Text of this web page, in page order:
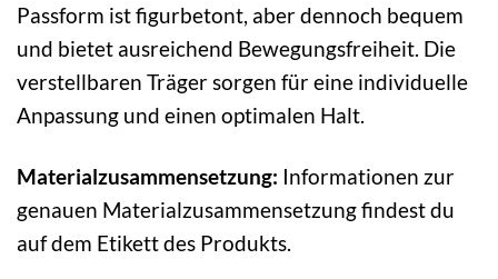
Passform ist figurbetont, aber dennoch bequem
und bietet ausreichend Bewegungsfreiheit. Die
verstellbaren Träger sorgen für eine individuelle
Anpassung und einen optimalen Halt.
Materialzusammensetzung: Informationen zur
genauen Materialzusammensetzung findest du
auf dem Etikett des Produkts.